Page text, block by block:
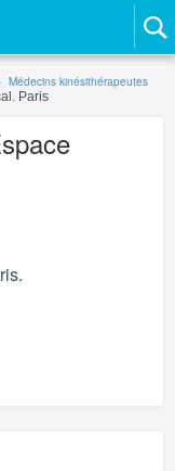
Médecins kinésithérapeutes
Paris